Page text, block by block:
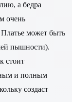
а бедра
очень
может быть
пышности).
стоит
и полным
создаст